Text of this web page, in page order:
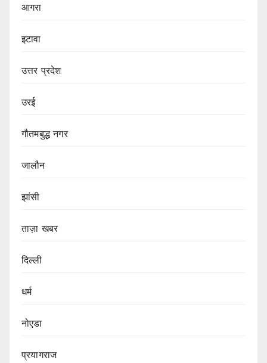
आगरा
इटावा
उत्तर प्रदेश
उरई
गौतमबुद्ध नगर
जालौन
झांसी
ताज़ा खबर
दिल्ली
धर्म
नोएडा
प्रयागराज